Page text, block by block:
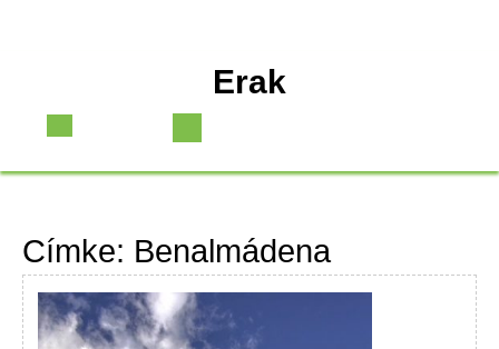
content
Erak
Button
Címke: Benalmádena